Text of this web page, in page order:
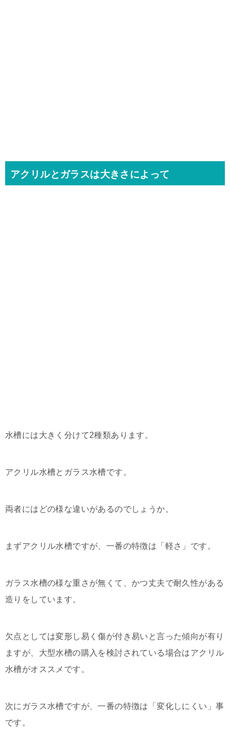
アクリルとガラスは大きさによって
水槽には大きく分けて2種類あります。
アクリル水槽とガラス水槽です。
両者にはどの様な違いがあるのでしょうか。
まずアクリル水槽ですが、一番の特徴は「軽さ」です。
ガラス水槽の様な重さが無くて、かつ丈夫で耐久性がある
造りをしています。
欠点としては変形し易く傷が付き易いと言った傾向が有り
ますが、大型水槽の購入を検討されている場合はアクリル
水槽がオススメです。
次にガラス水槽ですが、一番の特徴は「変化しにくい」事
です。